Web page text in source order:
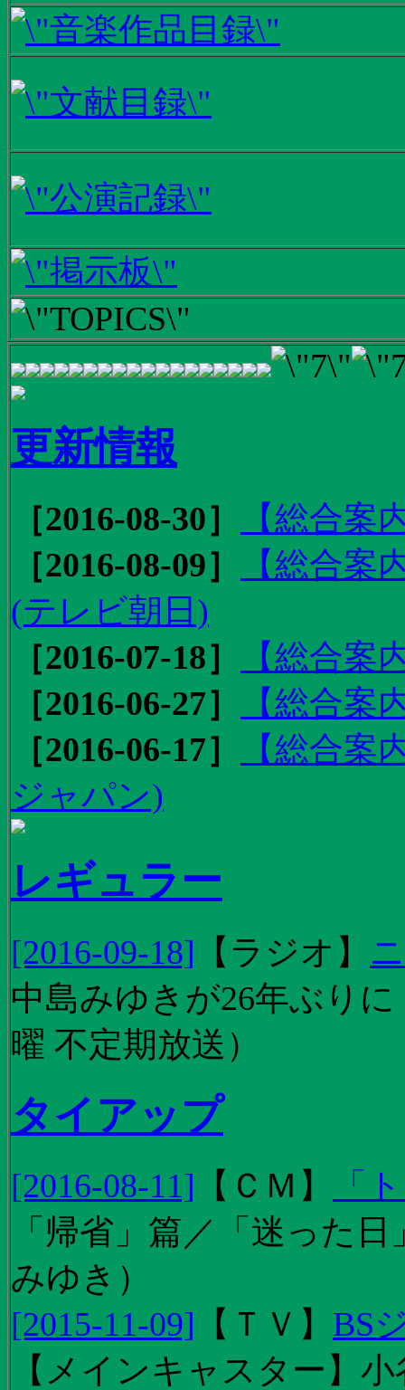
更新情報
［2016-08-30］
【総合
［2016-08-09］
【総合
(テレビ朝日)
［2016-07-18］
【総合案
［2016-06-27］
【総合案
［2016-06-17］
【総合
ジャパン)
レギュラー
[2016-09-18] 【 ラジオ 】
中島みゆきが26年ぶり
曜 不定期放送）
タイアップ
[2016-08-11] 【 ＣＭ 】
「
「帰省」篇／「迷った
みゆき）
[2015-11-09] 【 ＴＶ 】 BS
【メインキャスター】